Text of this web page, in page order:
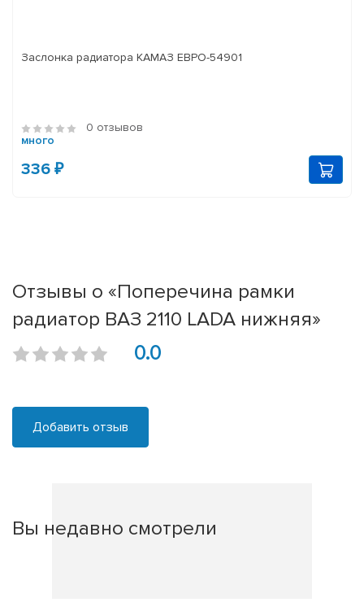
Заслонка радиатора КАМАЗ ЕВРО-54901
0 отзывов
много
336 ₽
Отзывы о «Поперечина рамки
радиатор ВАЗ 2110 LADA нижняя»
0.0
Добавить отзыв
Вы недавно смотрели